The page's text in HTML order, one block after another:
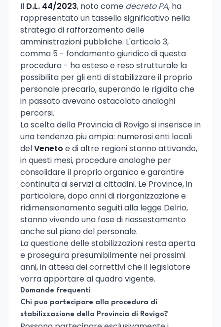
Il D.L. 44/2023, noto come decreto PA, ha
rappresentato un tassello significativo nella
strategia di rafforzamento delle
amministrazioni pubbliche. L'articolo 3,
comma 5 - fondamento giuridico di questa
procedura - ha esteso e reso strutturale la
possibilita per gli enti di stabilizzare il proprio
personale precario, superando le rigidita che
in passato avevano ostacolato analoghi
percorsi.
La scelta della Provincia di Rovigo si inserisce in
una tendenza piu ampia: numerosi enti locali
delVeneto e di altre regioni stanno attivando,
in questi mesi, procedure analoghe per
consolidare il proprio organico e garantire
continuita ai servizi ai cittadini. Le Province, in
particolare, dopo anni di riorganizzazione e
ridimensionamento seguiti alla legge Delrio,
stanno vivendo una fase di riassestamento
anche sul piano del personale.
La questione delle stabilizzazioni resta aperta
e proseguira presumibilmente nei prossimi
anni, in attesa dei correttivi che il legislatore
vorra apportare al quadro vigente.
Domande frequenti
Chi puo partecipare alla procedura di
stabilizzazione della Provincia di Rovigo?